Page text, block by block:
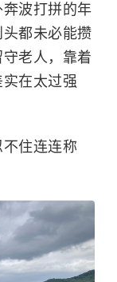
波打拼的年
都未必能攒
老人，靠着
在太过强
住连连称